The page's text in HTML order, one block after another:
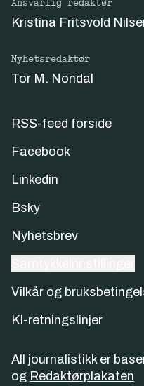
Ansvarlig redaktør
Kristina Fritsvold
Nyhetsredaktør
Tor M. Nondal
RSS-feed forside
Facebook
Linkedin
Bsky
Nyhetsbrev
Vilkår og
KI-retningslinjer
All journalistikk er
og Redaktørplakaten